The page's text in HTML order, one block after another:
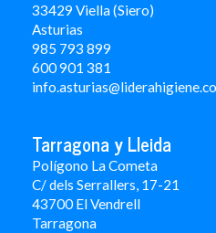
33429 Viella (Siero)
Asturias
985 793 899
600 901 381
Tarragona y Lleida
Polígono La Cometa
C/ dels Serrallers, 17-21
43700 El Vendrell
Tarragona